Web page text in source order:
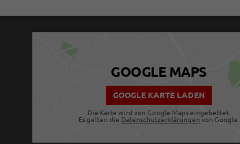
GOOGLE MAPS
GOOGLE KARTE LADEN
Die Karte wird von Google Maps eingebettet.
Es gelten die Datenschutzerklärungen von Google.